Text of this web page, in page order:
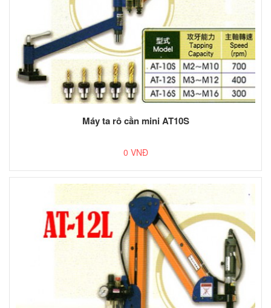
Máy ta rô cần mini AT10S
0 VNĐ